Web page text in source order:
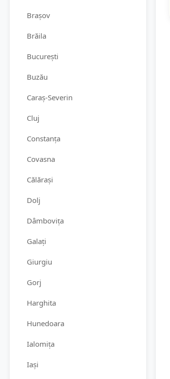
Brașov
Brăila
București
Buzău
Caraș-Severin
Cluj
Constanța
Covasna
Călărași
Dolj
Dâmbovița
Galați
Giurgiu
Gorj
Harghita
Hunedoara
Ialomița
Iași